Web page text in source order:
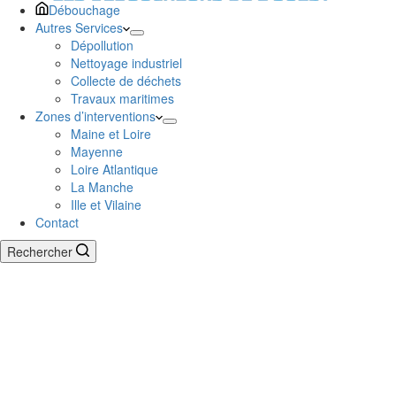
Débouchage
Autres Services
Dépollution
Nettoyage industriel
Collecte de déchets
Travaux maritimes
Zones d’interventions
Maine et Loire
Mayenne
Loire Atlantique
La Manche
Ille et Vilaine
Contact
Rechercher